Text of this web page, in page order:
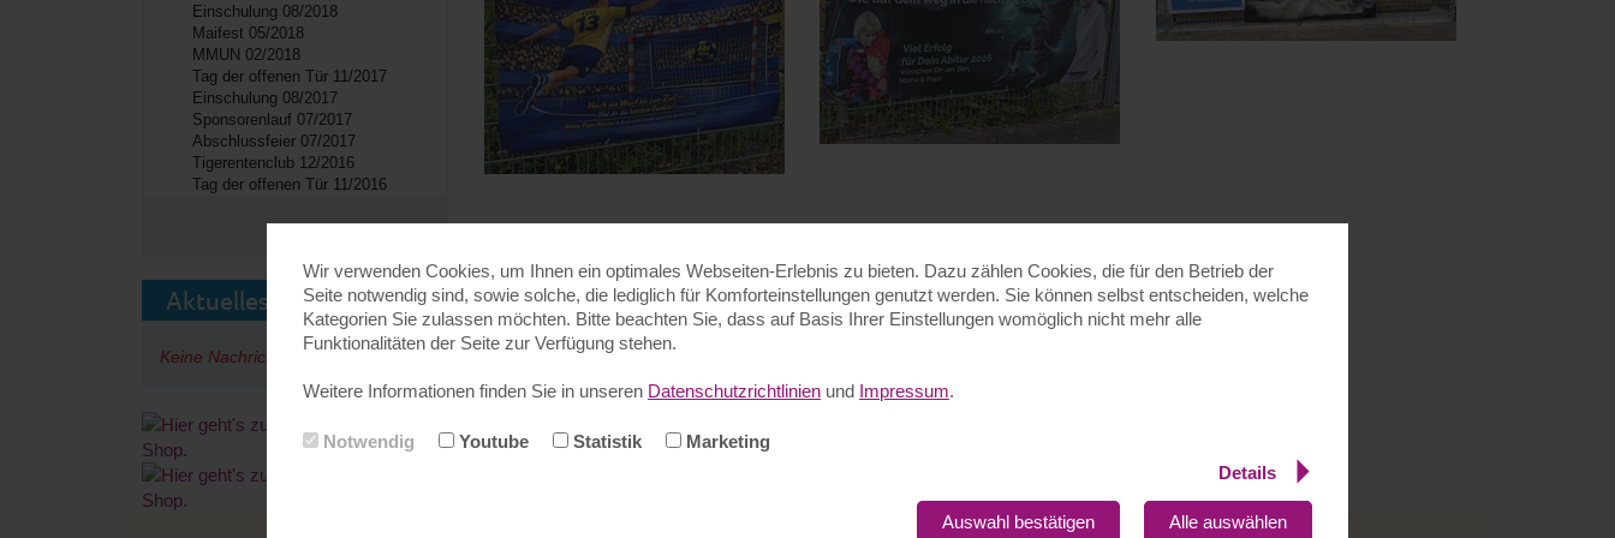
Wir verwenden Cookies, um Ihnen ein optimales Webseiten-Erlebnis zu bieten. Dazu zählen Cookies, die für den Betrieb der
Seite notwendig sind, sowie solche, die lediglich für Komforteinstellungen genutzt werden. Sie können selbst entscheiden, welche
Kategorien Sie zulassen möchten. Bitte beachten Sie, dass auf Basis Ihrer Einstellungen womöglich nicht mehr alle
Funktionalitäten der Seite zur Verfügung stehen.
Weitere Informationen finden Sie in unseren Datenschutzrichtlinien und Impressum.
Notwendig Youtube Statistik
Marketing
Details
Auswahl bestätigen Alle auswählen
Einschulung 08/2018
Maifest 05/2018
MMUN 02/2018
Tag der offenen Tür 11/2017
Einschulung 08/2017
Sponsorenlauf 07/2017
Abschlussfeier 07/2017
Tigerentenclub 12/2016
Tag der offenen Tür 11/2016
Aktuelles
Keine Nachrichten verfügbar.